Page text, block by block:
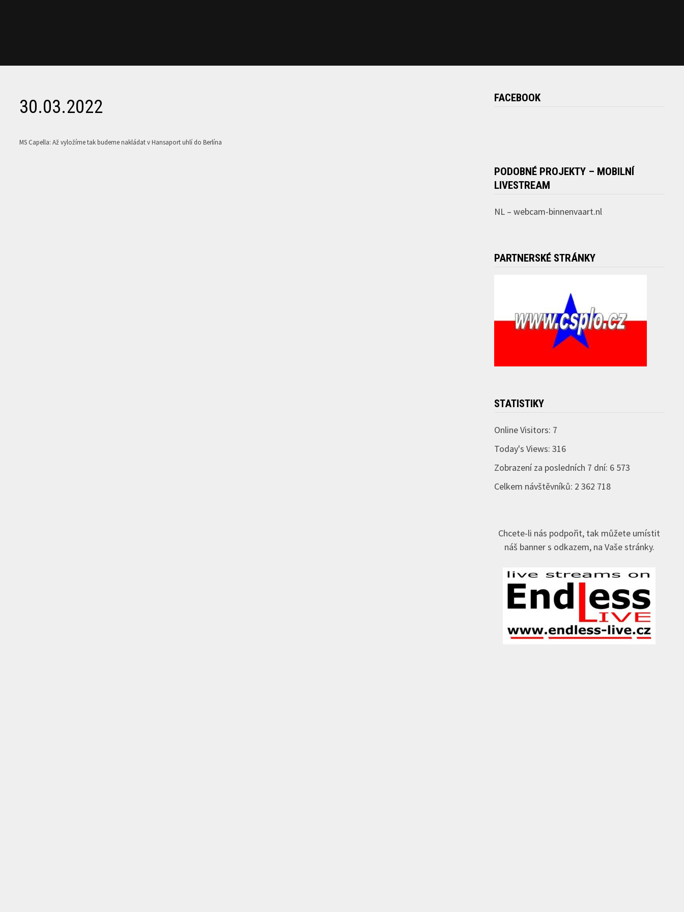
30.03.2022
MS Capella: Až vyložíme tak budeme nakládat v Hansaport uhlí do Berlína
FACEBOOK
PODOBNÉ PROJEKTY – MOBILNÍ
LIVESTREAM
NL – webcam-binnenvaart.nl
PARTNERSKÉ STRÁNKY
STATISTIKY
Online Visitors: 7
Today's Views: 316
Zobrazení za posledních 7 dní: 6 573
Celkem návštěvníků: 2 362 718
Chcete-li nás podpořit, tak můžete umístit
náš banner s odkazem, na Vaše stránky.